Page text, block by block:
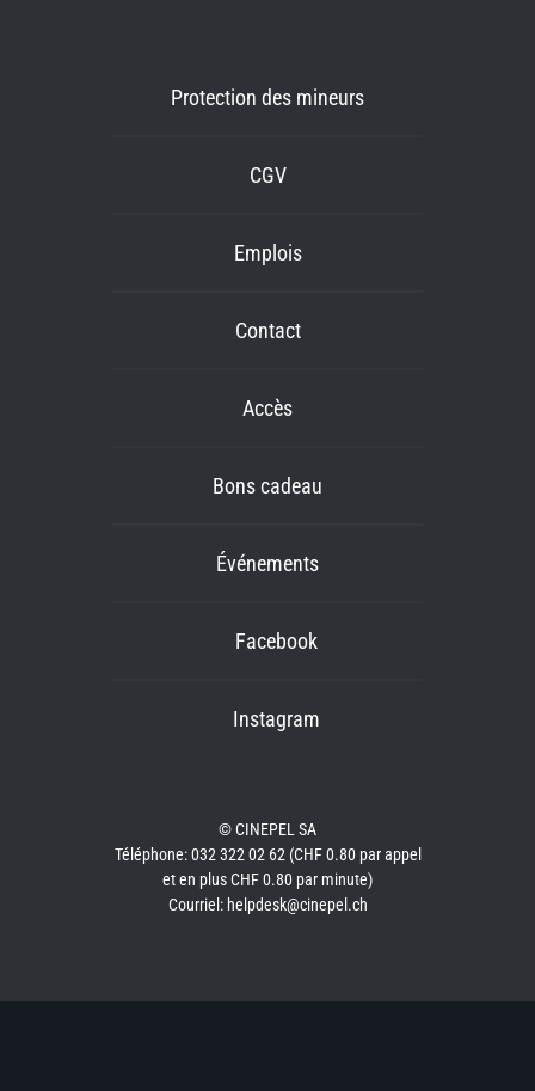
Protection des mineurs
CGV
Emplois
Contact
Accès
Bons cadeau
Événements
Facebook
Instagram
© CINEPEL SA
Téléphone: 032 322 02 62 (CHF 0.80 par appel
et en plus CHF 0.80 par minute)
Courriel: helpdesk@cinepel.ch